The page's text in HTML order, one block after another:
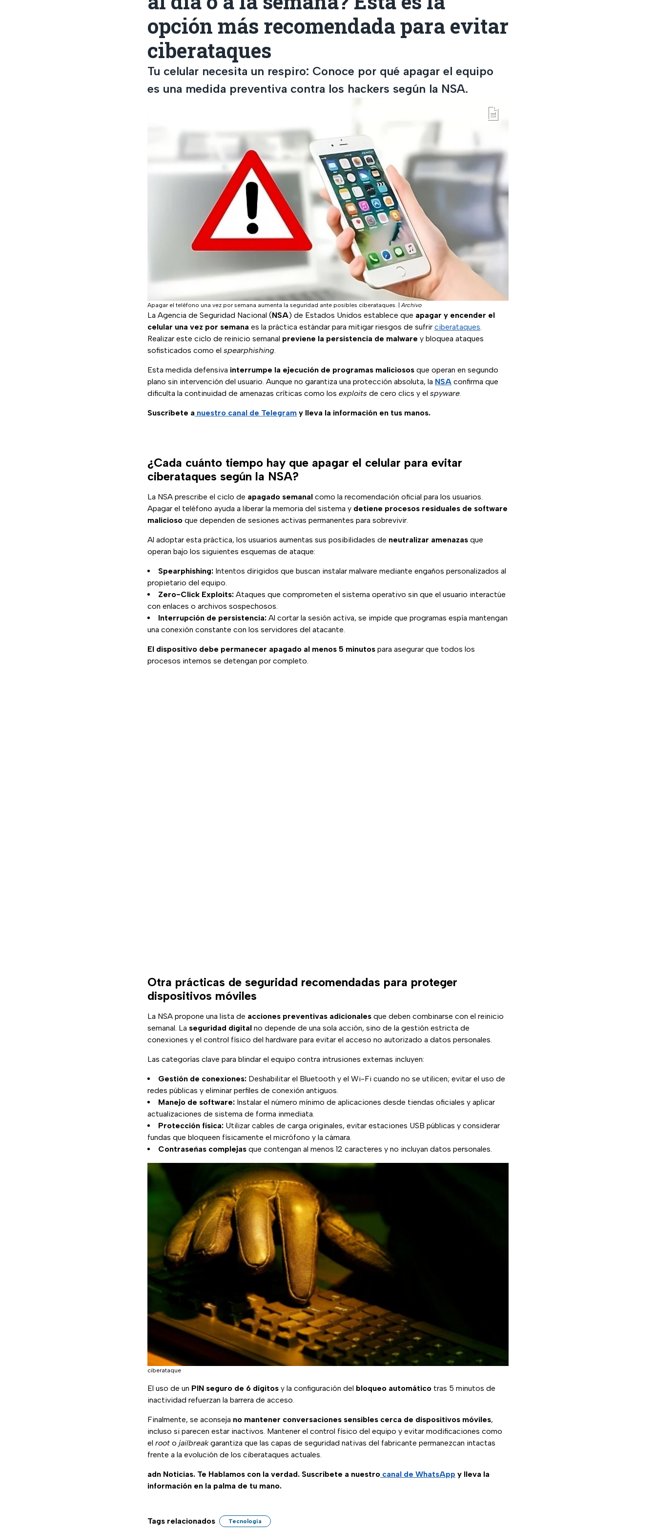
opción más recomendada para evitar
ciberataques
Tu celular necesita un respiro: Conoce por qué apagar el equipo
es una medida preventiva contra los hackers según la NSA.
Apagar el teléfono una vez por semana aumenta la seguridad ante posibles ciberataques. |Archivo
La Agencia de Seguridad Nacional (NSA) de Estados Unidos establece que apagar y encender el
celular una vez por semana es la práctica estándar para mitigar riesgos de sufrir ciberataques.
Realizar este ciclo de reinicio semanal previene la persistencia de malware y bloquea ataques
sofisticados como el spearphishing.
Esta medida defensiva interrumpe la ejecución de programas maliciosos que operan en segundo
plano sin intervención del usuario. Aunque no garantiza una protección absoluta, la NSA confirma que
dificulta la continuidad de amenazas críticas como los exploits de cero clics y el spyware.
Suscríbete a nuestro canal de Telegram y lleva la información en tus manos.
¿Cada cuánto tiempo hay que apagar el celular para evitar
ciberataques según la NSA?
La NSA prescribe el ciclo de apagado semanal como la recomendación oficial para los usuarios.
Apagar el teléfono ayuda a liberar la memoria del sistema y detiene procesos residuales de software
malicioso que dependen de sesiones activas permanentes para sobrevivir.
Al adoptar esta práctica, los usuarios aumentas sus posibilidades de neutralizar amenazas que
operan bajo los siguientes esquemas de ataque:
Spearphishing: Intentos dirigidos que buscan instalar malware mediante engaños personalizados al
propietario del equipo.
Zero-Click Exploits: Ataques que comprometen el sistema operativo sin que el usuario interactúe
con enlaces o archivos sospechosos.
Interrupción de persistencia: Al cortar la sesión activa, se impide que programas espía mantengan
una conexión constante con los servidores del atacante.
El dispositivo debe permanecer apagado al menos 5 minutos para asegurar que todos los
procesos internos se detengan por completo.
Otra prácticas de seguridad recomendadas para proteger
dispositivos móviles
La NSA propone una lista de acciones preventivas adicionales que deben combinarse con el reinicio
semanal. La seguridad digital no depende de una sola acción, sino de la gestión estricta de
conexiones y el control físico del hardware para evitar el acceso no autorizado a datos personales.
Las categorías clave para blindar el equipo contra intrusiones externas incluyen:
Gestión de conexiones: Deshabilitar el Bluetooth y el Wi-Fi cuando no se utilicen; evitar el uso de
redes públicas y eliminar perfiles de conexión antiguos.
Manejo de software: Instalar el número mínimo de aplicaciones desde tiendas oficiales y aplicar
actualizaciones de sistema de forma inmediata.
Protección física: Utilizar cables de carga originales, evitar estaciones USB públicas y considerar
fundas que bloqueen físicamente el micrófono y la cámara.
Contraseñas complejas que contengan al menos 12 caracteres y no incluyan datos personales.
ciberataque
El uso de un PIN seguro de 6 dígitos y la configuración del bloqueo automático tras 5 minutos de
inactividad refuerzan la barrera de acceso.
Finalmente, se aconseja no mantener conversaciones sensibles cerca de dispositivos móviles,
incluso si parecen estar inactivos. Mantener el control físico del equipo y evitar modificaciones como
el root o jailbreakgarantiza que las capas de seguridad nativas del fabricante permanezcan intactas
frente a la evolución de los ciberataques actuales.
adn Noticias. Te Hablamos con la verdad. Suscríbete a nuestro canal de WhatsApp y lleva la
información en la palma de tu mano.
Tags relacionados Tecnología